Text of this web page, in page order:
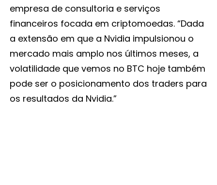
empresa de consultoria e serviços
financeiros focada em criptomoedas. “Dada
a extensão em que a Nvidia impulsionou o
mercado mais amplo nos últimos meses, a
volatilidade que vemos no BTC hoje também
pode ser o posicionamento dos traders para
os resultados da Nvidia.”